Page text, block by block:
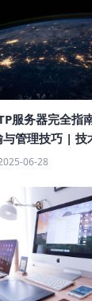
服务器完全指
与管理技巧 | 技
06-28